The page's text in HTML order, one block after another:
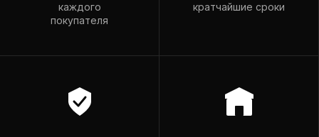
romador@mail.ru
каждого
покупателя
кратчайшие сроки